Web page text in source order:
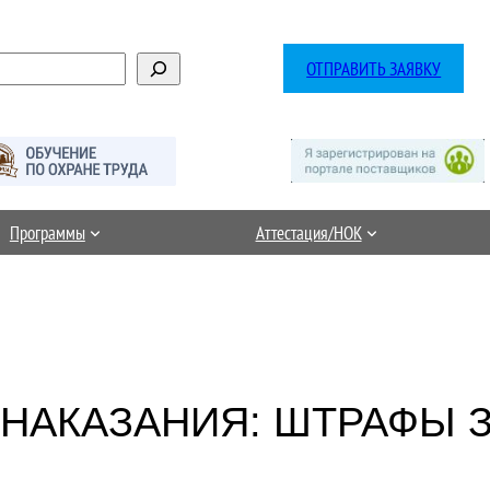
ОТПРАВИТЬ ЗАЯВКУ
Программы Аттестация/НОК
ШТРАФЫ